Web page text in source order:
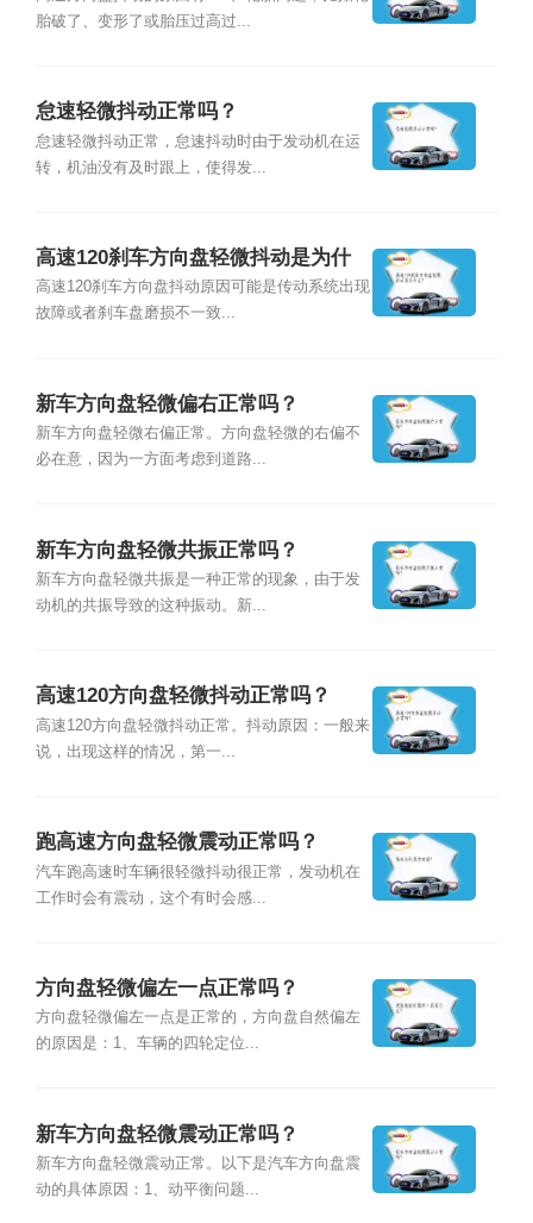
胎破了、变形了或胎压过高过...
怠速轻微抖动正常吗？
怠速轻微抖动正常，怠速抖动时由于发动机在运
转，机油没有及时跟上，使得发...
高速120刹车方向盘轻微抖动是为什
么？
高速120刹车方向盘抖动原因可能是传动系统出现
故障或者刹车盘磨损不一致...
新车方向盘轻微偏右正常吗？
新车方向盘轻微右偏正常。方向盘轻微的右偏不
必在意，因为一方面考虑到道路...
新车方向盘轻微共振正常吗？
新车方向盘轻微共振是一种正常的现象，由于发
动机的共振导致的这种振动。新...
高速120方向盘轻微抖动正常吗？
高速120方向盘轻微抖动正常。抖动原因：一般来
说，出现这样的情况，第一...
跑高速方向盘轻微震动正常吗？
汽车跑高速时车辆很轻微抖动很正常，发动机在
工作时会有震动，这个有时会感...
方向盘轻微偏左一点正常吗？
方向盘轻微偏左一点是正常的，方向盘自然偏左
的原因是：1、车辆的四轮定位...
新车方向盘轻微震动正常吗？
新车方向盘轻微震动正常。以下是汽车方向盘震
动的具体原因：1、动平衡问题...